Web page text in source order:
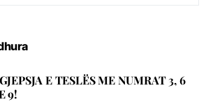
E TESLËS ME NUMRAT 3, 6
9!